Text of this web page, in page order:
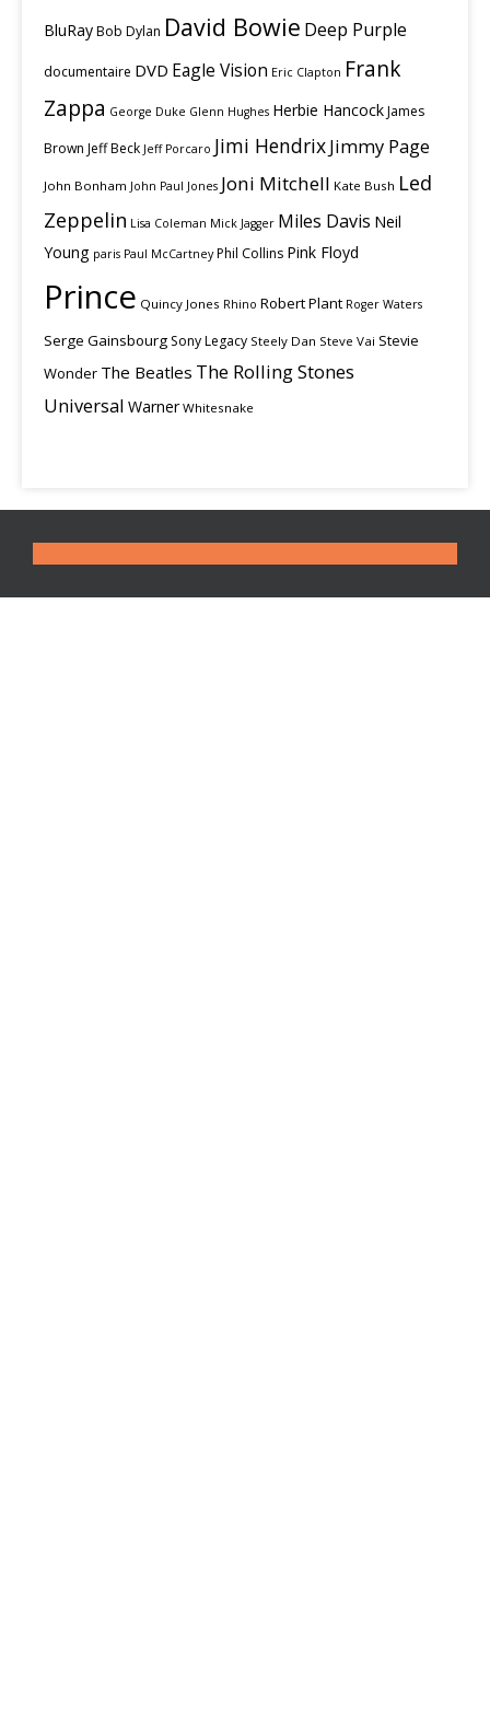
BluRayBob Dylan David Bowie Deep Purple
documentaire DVD Eagle Vision Eric Clapton Frank
Zappa George Duke Glenn Hughes Herbie HancockJames
Brown Jeff Beck Jeff Porcaro Jimi HendrixJimmy Page
John Bonham John Paul Jones Joni Mitchell Kate Bush Led
Zeppelin Lisa Coleman Mick Jagger Miles Davis Neil
Young paris Paul McCartney Phil Collins Pink Floyd
Prince Quincy Jones Rhino Robert Plant Roger Waters
Serge Gainsbourg Sony Legacy Steely Dan Steve Vai Stevie
Wonder The Beatles The Rolling Stones
Universal Warner Whitesnake